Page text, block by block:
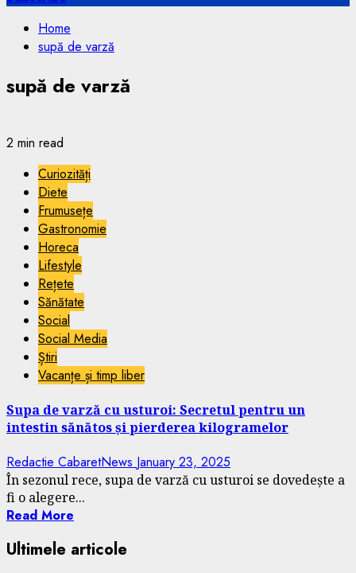
Home
supă de varză
supă de varză
2 min read
Curiozități
Diete
Frumusețe
Gastronomie
Horeca
Lifestyle
Rețete
Sănătate
Social
Social Media
Știri
Vacanțe și timp liber
Supa de varză cu usturoi: Secretul pentru un
intestin sănătos și pierderea kilogramelor
Redactie CabaretNews January 23, 2025
În sezonul rece, supa de varză cu usturoi se dovedește a
fi o alegere...
Read More
Ultimele articole